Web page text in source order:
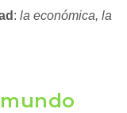
: la económica, la